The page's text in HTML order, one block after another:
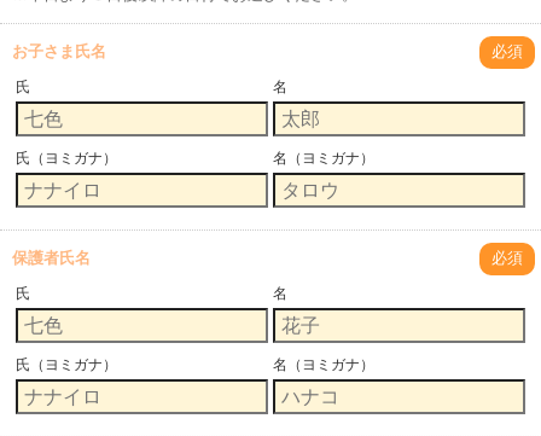
お子さま氏名 必須
氏 名
氏（ヨミガナ） 名（ヨミガナ）
保護者氏名 必須
氏 名
氏（ヨミガナ） 名（ヨミガナ）